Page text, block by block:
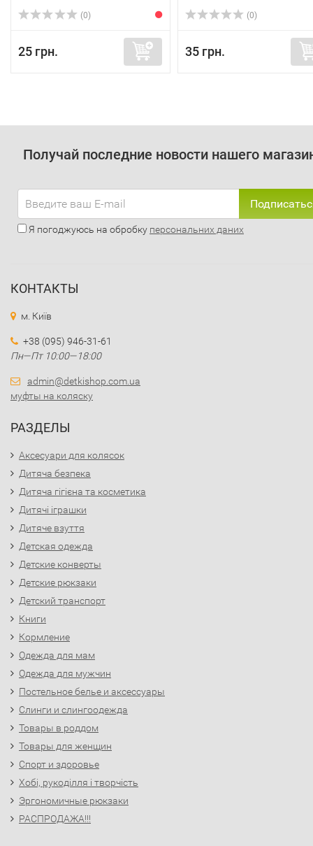
(0)
25 грн.
(0)
35 грн.
Получай последние новости нашего
Я погоджуюсь на обробку персональних даних
КОНТАКТЫ
м. Київ
+38 (095) 946-31-61
Пн—Пт 10:00—18:00
admin@detkishop.com.ua
муфты на коляску
РАЗДЕЛЫ
Аксесуари для колясок
Дитяча безпека
Дитяча гігієна та косметика
Дитячі іграшки
Дитяче взуття
Детская одежда
Детские конверты
Детские рюкзаки
Детский транспорт
Книги
Кормление
Одежда для мам
Одежда для мужчин
Постельное белье и аксессуары
Слинги и слингоодежда
Товары в роддом
Товары для женщин
Спорт и здоровье
Хобі, рукоділля і творчість
Эргономичные рюкзаки
РАСПРОДАЖА!!!